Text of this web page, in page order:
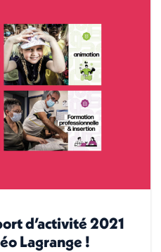
d’activité 2021
Lagrange !